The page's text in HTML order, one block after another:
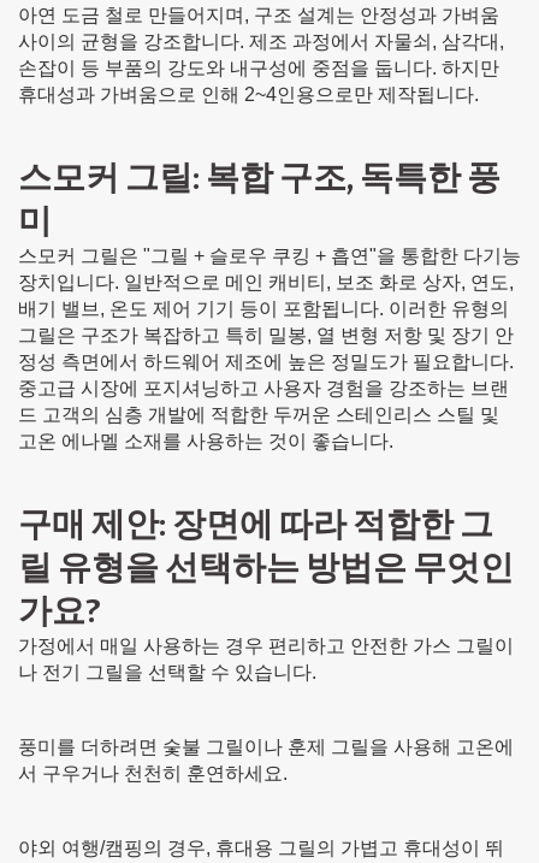
아연 도금 철로 만들어지며, 구조 설계는 안정성과 가벼움
사이의 균형을 강조합니다. 제조 과정에서 자물쇠, 삼각대,
손잡이 등 부품의 강도와 내구성에 중점을 둡니다. 하지만
휴대성과 가벼움으로 인해 2~4인용으로만 제작됩니다.
스모커 그릴: 복합 구조, 독특한 풍
미
스모커 그릴은 "그릴 + 슬로우 쿠킹 + 흡연"을 통합한 다기능
장치입니다. 일반적으로 메인 캐비티, 보조 화로 상자, 연도,
배기 밸브, 온도 제어 기기 등이 포함됩니다. 이러한 유형의
그릴은 구조가 복잡하고 특히 밀봉, 열 변형 저항 및 장기 안
정성 측면에서 하드웨어 제조에 높은 정밀도가 필요합니다.
중고급 시장에 포지셔닝하고 사용자 경험을 강조하는 브랜
드 고객의 심층 개발에 적합한 두꺼운 스테인리스 스틸 및
고온 에나멜 소재를 사용하는 것이 좋습니다.
구매 제안: 장면에 따라 적합한 그
릴 유형을 선택하는 방법은 무엇인
가요?
가정에서 매일 사용하는 경우 편리하고 안전한 가스 그릴이
나 전기 그릴을 선택할 수 있습니다.
풍미를 더하려면 숯불 그릴이나 훈제 그릴을 사용해 고온에
서 구우거나 천천히 훈연하세요.
야외 여행/캠핑의 경우, 휴대용 그릴의 가볍고 휴대성이 뛰